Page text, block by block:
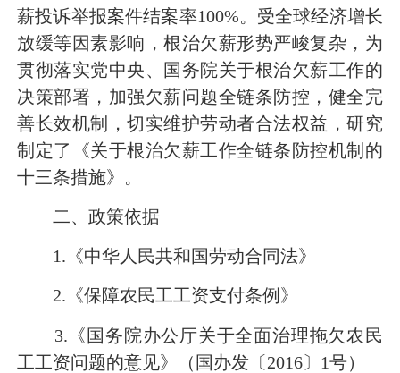
薪投诉举报案件结案率100%。受全球经济增长
放缓等因素影响，根治欠薪形势严峻复杂，为
贯彻落实党中央、国务院关于根治欠薪工作的
决策部署，加强欠薪问题全链条防控，健全完
善长效机制，切实维护劳动者合法权益，研究
制定了《关于根治欠薪工作全链条防控机制的
十三条措施》。
二、政策依据
1.《中华人民共和国劳动合同法》
2.《保障农民工工资支付条例》
3.《国务院办公厅关于全面治理拖欠农民
工工资问题的意见》（国办发〔2016〕1号）